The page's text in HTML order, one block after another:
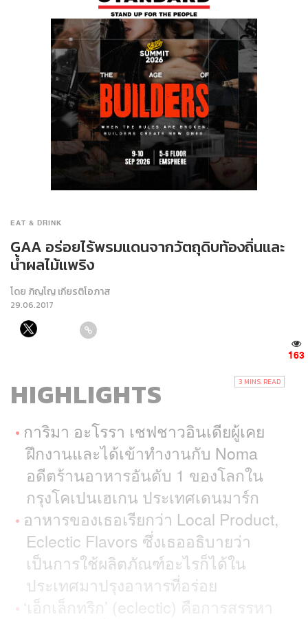
EAT & DRINK
GAA อร่อยไร้พรมแดนจากวัตถุดิบท้องถิ่นและ
น้ำผลไม้แพริง
โดย ภิญโญ เกียรติโอภาส
29.06.2017
163
HIGHLIGHTS 3 MINS. READ
การิมา อะโรรา เชฟชาวอินเดียผู้เคย
ฝึกงานและได้เข้าทำงานกับ Noma
อดีตร้านอาหารอันดับ 1 ของโลกใน
กรุงโคเปนเฮเกน ประเทศเดนมาร์ก
อาหารของเธอเรียกว่า Local Product,
Eclectic Flavors ซึ่งเธออธิบายว่า
เป็นการใช้ผลิตภัณฑ์อะไรก็ได้ใน
ประเทศมาปรุงอาหารที่อร่อย
‘เอ็กเล็กทริก’ (eclectic) คือการสรรหา